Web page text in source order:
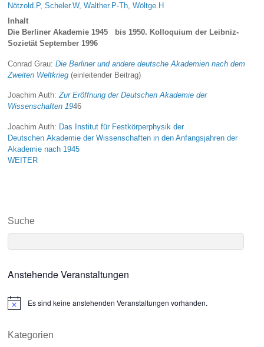
Nötzold.P,Scheler.W,Walther.P-Th,Wöltge.H
Inhalt
Die Berliner Akademie 1945 bis 1950. Kolloquium der Leibniz-
Sozietät September 1996
Conrad Grau:Die Berliner und andere deutsche Akademien nach dem
Zweiten Weltkrieg (einleitender Beitrag)
Joachim Auth:Zur Eröffnung der Deutschen Akademie der
Wissenschaften 1946
Joachim Auth: Das Institut für Festkörperphysik der
Deutschen Akademie der Wissenschaften in den Anfangsjahren der
Akademie nach 1945
WEITER
Suche
Anstehende Veranstaltungen
N
i
Es sind keine anstehenden Veranstaltungen vorhanden.
Kategorien